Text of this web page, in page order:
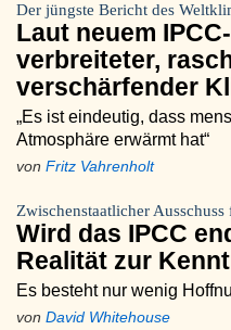
Der jüngste Bericht des
Laut neuem
verbreiteter,
verschärfender
„Es ist eindeutig, dass
Atmosphäre erwärmt hat“
von Fritz Vahrenholt
Zwischenstaatlicher
Wird das IPCC
Realität zur
Es besteht nur wenig
von David Whitehouse